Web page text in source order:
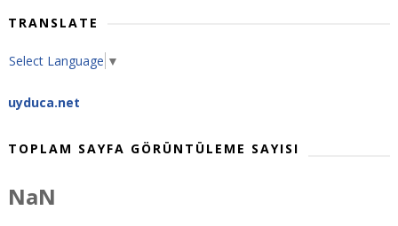
TRANSLATE
Select Language ▼
uyduca.net
TOPLAM SAYFA GÖRÜNTÜLEME SAYISI
NaN